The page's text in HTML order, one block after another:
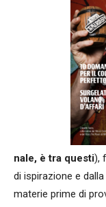
nale, è tra questi),
di ispirazione e
materie prime di